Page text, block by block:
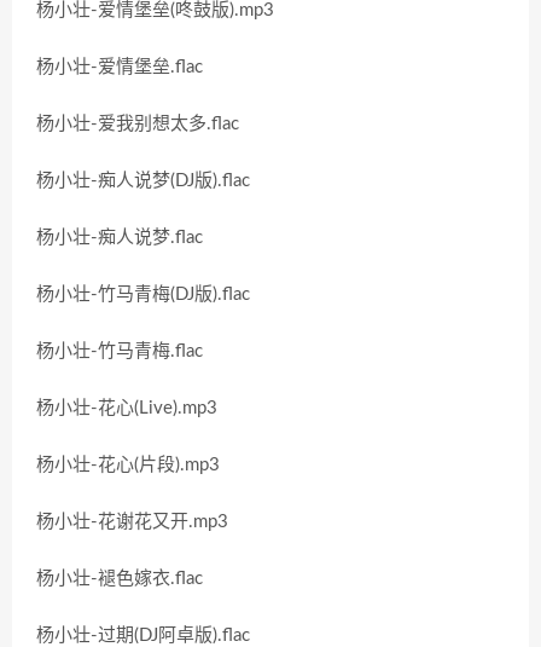
杨小壮-爱情堡垒(咚鼓版).mp3
杨小壮-爱情堡垒.flac
杨小壮-爱我别想太多.flac
杨小壮-痴人说梦(DJ版).flac
杨小壮-痴人说梦.flac
杨小壮-竹马青梅(DJ版).flac
杨小壮-竹马青梅.flac
杨小壮-花心(Live).mp3
杨小壮-花心(片段).mp3
杨小壮-花谢花又开.mp3
杨小壮-褪色嫁衣.flac
杨小壮-过期(DJ阿卓版).flac